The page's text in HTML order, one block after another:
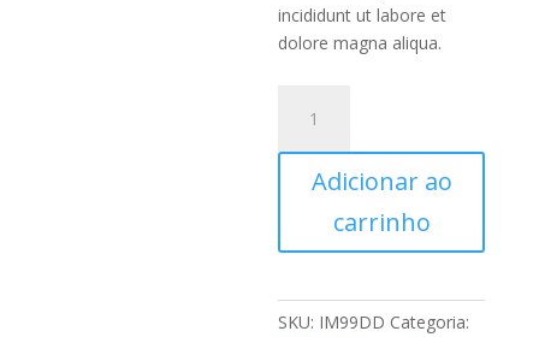
incididunt ut labore et
dolore magna aliqua.
Studio
-
quantidade
Adicionar ao
carrinho
SKU: IM99DD Categoria: